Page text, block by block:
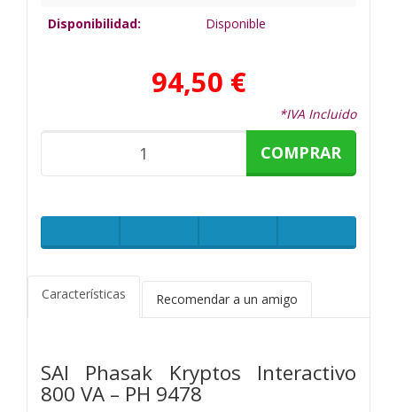
Disponibilidad:
Disponible
94,50 €
*IVA Incluido
COMPRAR
Características Recomendar a un amigo
SAI Phasak Kryptos Interactivo
800 VA – PH 9478